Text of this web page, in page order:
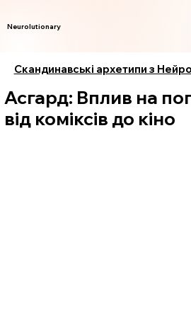
Neurolutionary
Скандинавські архетипи з
Асгард: Вплив на
від коміксів до кіно